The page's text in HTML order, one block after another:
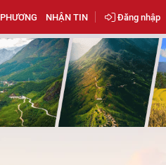
NHẬN TIN Đăng nhập